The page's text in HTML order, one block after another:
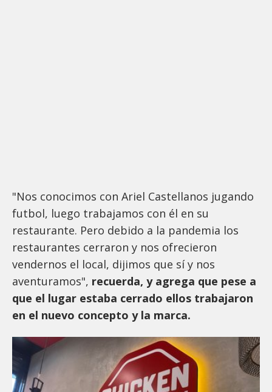
"Nos conocimos con Ariel Castellanos jugando
futbol, luego trabajamos con él en su
restaurante. Pero debido a la pandemia los
restaurantes cerraron y nos ofrecieron
vendernos el local, dijimos que sí y nos
aventuramos", recuerda, y agrega que pese a
que el lugar estaba cerrado ellos trabajaron
en el nuevo concepto y la marca.